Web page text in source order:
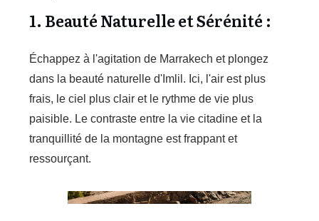
1. Beauté Naturelle et Sérénité :
Échappez à l'agitation de Marrakech et plongez
dans la beauté naturelle d'Imlil. Ici, l'air est plus
frais, le ciel plus clair et le rythme de vie plus
paisible. Le contraste entre la vie citadine et la
tranquillité de la montagne est frappant et
ressourçant.